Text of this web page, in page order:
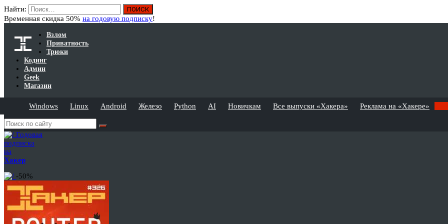
Найти:
Временная скидка 50% на годовую подписку!
Взлом
Приватность
Трюки
Кодинг
Админ
Geek
Магазин
Windows Linux Android Железо Python AI Новичкам Все выпуски «Хакера» Реклама на «Хакере»
Годовая
подписка
на
Хакер
-50%